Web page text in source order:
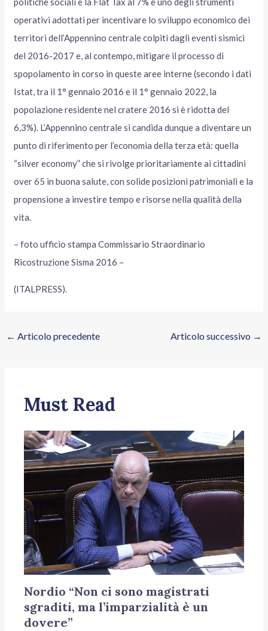
operativi adottati per incentivare lo sviluppo economico dei
territori dell’Appennino centrale colpiti dagli eventi sismici
del 2016-2017 e, al contempo, mitigare il processo di
spopolamento in corso in queste aree interne (secondo i dati
Istat, tra il 1° gennaio 2016 e il 1° gennaio 2022, la
popolazione residente nel cratere 2016 si è ridotta del
6,3%). L’Appennino centrale si candida dunque a diventare un
punto di riferimento per l’economia della terza età: quella
“silver economy” che si rivolge prioritariamente ai cittadini
over 65 in buona salute, con solide posizioni patrimoniali e la
propensione a investire tempo e risorse nella qualità della
vita.
– foto ufficio stampa Commissario Straordinario
Ricostruzione Sisma 2016 –
(ITALPRESS).
← Articolo precedente Articolo successivo →
Must Read
Nordio “Non ci sono magistrati
sgraditi, ma l’imparzialità è un
dovere”